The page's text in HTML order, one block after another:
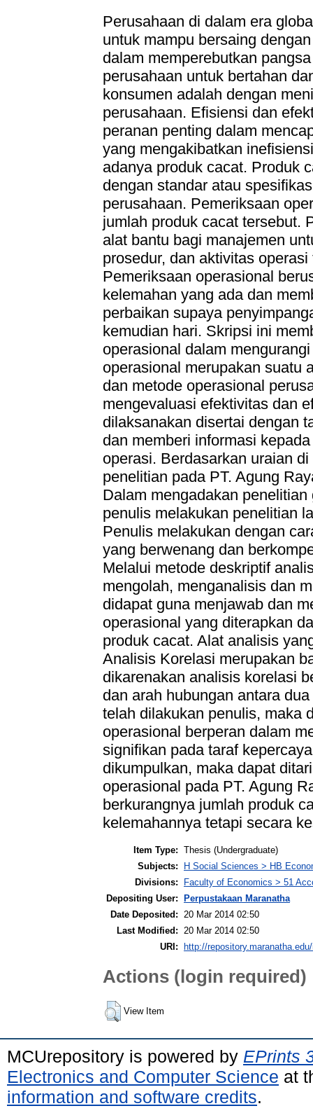
Perusahaan di dalam era
untuk mampu bersaing
dalam memperebutkan
perusahaan untuk bertahan
konsumen adalah dengan
perusahaan. Efisiensi dan
peranan penting dalam
yang mengakibatkan
adanya produk cacat. Produk
dengan standar atau
perusahaan. Pemeriksaan
jumlah produk cacat tersebut.
alat bantu bagi manajemen
prosedur, dan aktivitas
Pemeriksaan operasional
kelemahan yang ada dan
perbaikan supaya
kemudian hari. Skripsi ini
operasional dalam
operasional merupakan suatu
dan metode operasional
mengevaluasi efektivitas dan
dilaksanakan disertai dengan
dan memberi informasi
operasi. Berdasarkan uraian
penelitian pada PT. Agung
Dalam mengadakan
penulis melakukan penelitian
Penulis melakukan dengan
yang berwenang dan
Melalui metode deskriptif
mengolah, menganalisis dan
didapat guna menjawab dan
operasional yang diterapkan
produk cacat. Alat analisis
Analisis Korelasi merupakan
dikarenakan analisis korelasi
dan arah hubungan antara
telah dilakukan penulis, maka
operasional berperan dalam
signifikan pada taraf
dikumpulkan, maka dapat
operasional pada PT. Agung
berkurangnya jumlah produk
kelemahannya tetapi secara
Item Type: Thesis (Undergraduate)
Subjects:
H Social Sciences > HB
Divisions:
Faculty of Economics > 51
Depositing User:
Perpustakaan Maranatha
Date Deposited:
20 Mar 2014 02:50
Last Modified:
20 Mar 2014 02:50
URI:
http://
Actions (login required)
View Item
MCUrepository is powered by EPrints
Electronics and Computer Science at
information and software credits.